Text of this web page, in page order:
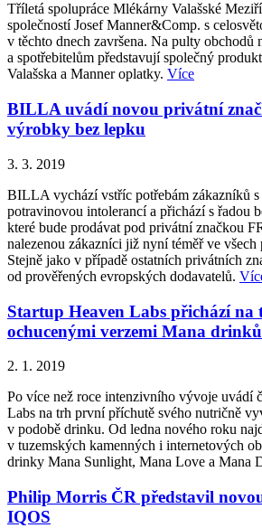
Tříletá spolupráce Mlékárny Valašské
společností Josef Manner&Comp. s
v těchto dnech završena. Na pulty obchodů
a spotřebitelům představují společný
Valašska a Manner oplatky. Více
BILLA uvádí novou privátní
výrobky bez lepku
3. 3. 2019
BILLA vychází vstříc potřebám zákazníků s
potravinovou intolerancí a přichází s řadou
které bude prodávat pod privátní značkou
nalezenou zákazníci již nyní téměř ve
Stejně jako v případě ostatních privátních
od prověřených evropských dodavatelů.
Startup Heaven Labs přichází
ochucenými verzemi Mana drinků
2. 1. 2019
Po více než roce intenzivního vývoje uvádí
Labs na trh první příchutě svého nutričně
v podobě drinku. Od ledna nového roku
v tuzemských kamenných i internetových
drinky Mana Sunlight, Mana Love a Mana
Philip Morris ČR představil
IQOS